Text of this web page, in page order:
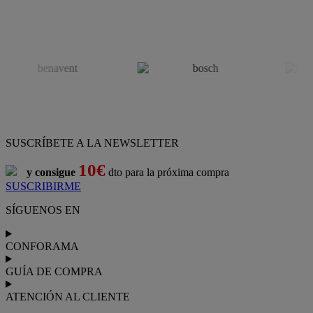
SUSCRÍBETE A LA NEWSLETTER
y consigue 10€ dto para la próxima compra
SUSCRIBIRME
SÍGUENOS EN
CONFORAMA
GUÍA DE COMPRA
ATENCIÓN AL CLIENTE